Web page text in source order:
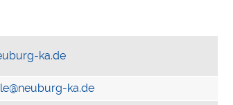
ka.de
ka.de